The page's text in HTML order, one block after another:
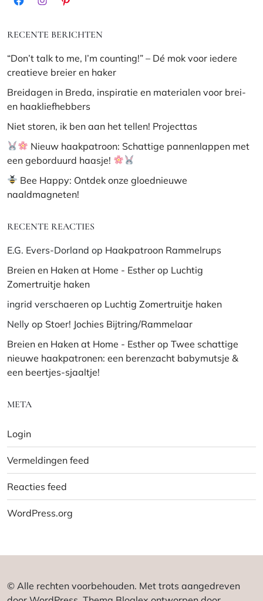
FacebookInstagramPinterest
RECENTE BERICHTEN
“Don’t talk to me, I’m counting!” – Dé mok voor iedere
creatieve breier en haker
Breidagen in Breda, inspiratie en materialen voor brei-
en haakliefhebbers
Niet storen, ik ben aan het tellen! Projecttas
Nieuw haakpatroon: Schattige pannenlappen met
een geborduurd haasje!
Bee Happy: Ontdek onze gloednieuwe
naaldmagneten!
RECENTE REACTIES
E.G. Evers-Dorland op Haakpatroon Rammelrups
Breien en Haken at Home - Esther op Luchtig
Zomertruitje haken
ingrid verschaeren op Luchtig Zomertruitje haken
Nelly op Stoer! Jochies Bijtring/Rammelaar
Breien en Haken at Home - Esther op Twee schattige
nieuwe haakpatronen: een berenzacht babymutsje &
een beertjes-sjaaltje!
META
Login
Vermeldingen feed
Reacties feed
WordPress.org
© Alle rechten voorbehouden. Met trots aangedreven